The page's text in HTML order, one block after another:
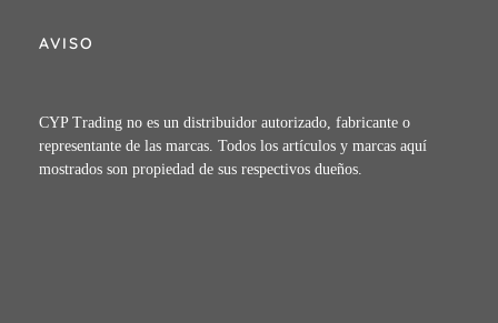
AVISO
CYP Trading no es un distribuidor autorizado, fabricante o
representante de las marcas. Todos los artículos y marcas aquí
mostrados son propiedad de sus respectivos dueños.